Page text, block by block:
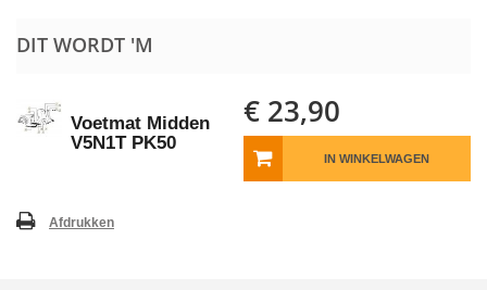
DIT WORDT 'M
Voetmat Midden
V5N1T PK50
€ 23,90
IN WINKELWAGEN
Afdrukken